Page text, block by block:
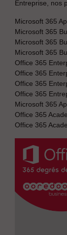
Entreprise, nos
Microsoft 365
Microsoft 365
Microsoft 365
Microsoft 365
Office 365
Office 365
Office 365
Office 365
Microsoft 365
Office 365
Office 365